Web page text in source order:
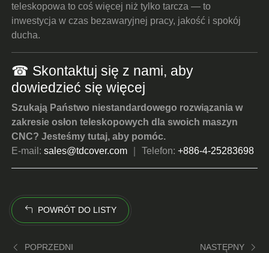
teleskopowa to coś więcej niż tylko tarcza — to
inwestycja w czas bezawaryjnej pracy, jakość i spokój
ducha.
☎︎ Skontaktuj się z nami, aby
dowiedzieć się więcej
Szukają Państwo niestandardowego rozwiązania w
zakresie osłon teleskopowych dla swoich maszyn
CNC? Jesteśmy tutaj, aby pomóc.
E-mail:sales@tdcover.com ｜ Telefon:+886-4-25283698
POWRÓT DO LISTY
POPRZEDNI NASTĘPNY